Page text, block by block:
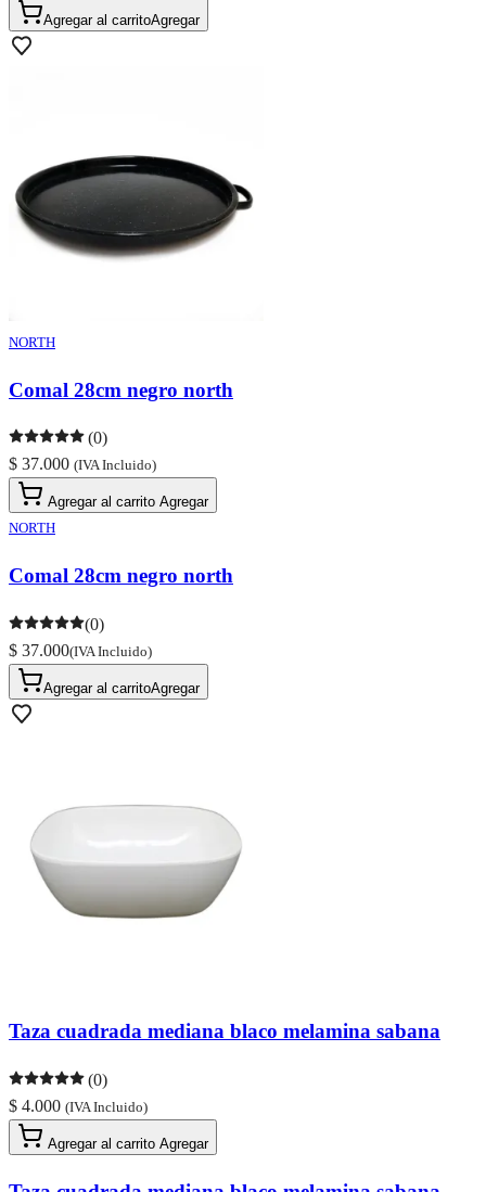
Agregar al carritoAgregar
NORTH
Comal 28cm negro north
(0)
$ 37.000 (IVA Incluido)
Agregar al carrito Agregar
NORTH
Comal 28cm negro north
(0)
$ 37.000(IVA Incluido)
Agregar al carritoAgregar
Taza cuadrada mediana blaco melamina sabana
(0)
$ 4.000 (IVA Incluido)
Agregar al carrito Agregar